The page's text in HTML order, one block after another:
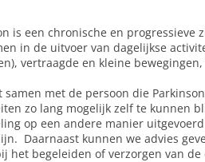
is een chronische en progressieve
in de uitvoer van dagelijkse
vertraagde en kleine bewegingen,
samen met de persoon die
zo lang mogelijk zelf te kunnen
op een andere manier
Daarnaast kunnen we advies
het begeleiden of verzorgen van de